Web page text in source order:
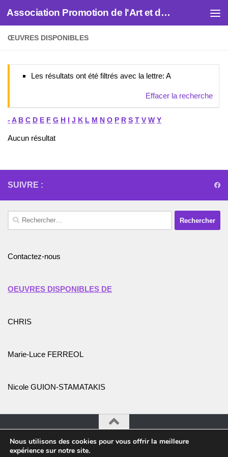
Skip to content Association Promotion de l'Art et des Artistes
ŒUVRES DISPONIBLES
Les résultats ont été filtrés avec la lettre: A
Effacer la recherche
- A B C D E F G H I J K L M N O P R S T V W Y
Aucun résultat
SUIVRE :
Rechercher :
Contactez-nous
OEUVRES DISPONIBLES DE
CHRIS
Marie-Luce FERREOL
Nicole GUION-STAMATAKIS
Association Promotion de l'Art et des Artistes © 2026. Tous
Nous utilisons des cookies pour vous offrir la meilleure
expérience sur notre site.